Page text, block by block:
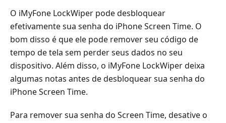
O iMyFone LockWiper pode desbloquear
efetivamente sua senha do iPhone Screen Time. O
bom disso é que ele pode remover seu código de
tempo de tela sem perder seus dados no seu
dispositivo. Além disso, o iMyFone LockWiper deixa
algumas notas antes de desbloquear sua senha do
iPhone Screen Time.
Para remover sua senha do Screen Time, desative o